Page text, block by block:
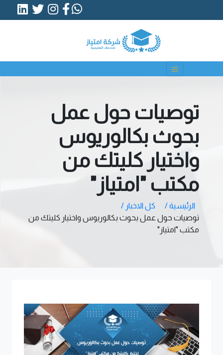
توصيات حول عمل
بحوث بكالوريوس
واختيار كليتك من
مكتب "امتياز"
الرئيسية /
كل الاخبار /
توصيات حول عمل بحوث بكالوريوس واختيار كليتك من
مكتب "امتياز"